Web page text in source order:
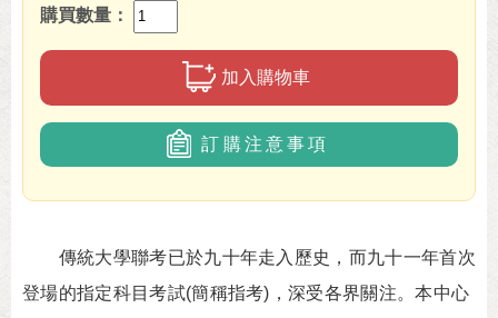
購買數量
加入購物車
訂購注意事項
傳統大學聯考已於九十年走入歷史，而九十一年首次
登場的指定科目考試(簡稱指考)，深受各界關注。本中心